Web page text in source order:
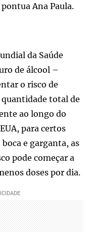
Ana Paula.
da Saúde
de álcool –
o risco de
total de
ao longo do
para certos
e garganta, as
pode começar a
doses por dia.